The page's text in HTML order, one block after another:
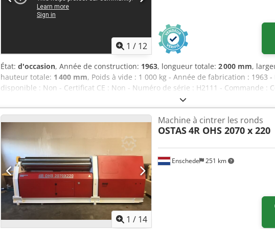
tant que représentant de Haeusler, nous pouvons assembler et vous proposer
en fonction de vos besoins. Informations complémentaires sur demande.
1 / 12
État: d'occasion, Année de construction: 1963, longueur totale: 2 000 mm,
hauteur totale: 1 400 mm, Poids à vide : 1 000 kg - Année de fabrication : 1963
disponible : Non - Certificat CE : Non - Numéro de série : H2111 - Commande :
de rouleaux : 3 - Épaisseur maximale de la tôle : 3 mm - Largeur de travail
Dimensions de transport : 2 000 mm x 800 mm x 1 400 mm (L x l x h) - Poids de
Nombre de colis de transport : 1 Csdpfszhw Dtjx Aa Uoha Informations
s’entend hors TVA TVA/régime de franchise : TVA déductible pour les
possibles à tout moment pour tous les équipements industriels Lukas van
1 / 14
Enschede 251 km
Machine à cintrer les ronds
OSTAS4R OHS 2070 x 220